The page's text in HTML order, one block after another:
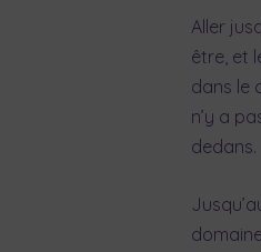
Aller
être, et
dans le
n’y a
dedans.